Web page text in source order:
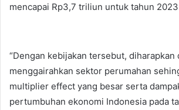
mencapai Rp3,7 triliun untuk tahun
“Dengan kebijakan tersebut, diharapkan
menggairahkan sektor perumahan
multiplier effect yang besar serta
pertumbuhan ekonomi Indonesia pada